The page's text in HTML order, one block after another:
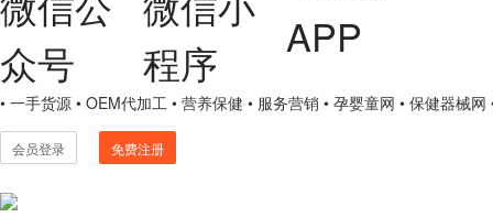
• 一手货源 • OEM代加工 • 营养保健 • 服务营销 • 孕婴童网 • 保健器械网
会员登录 免费注册